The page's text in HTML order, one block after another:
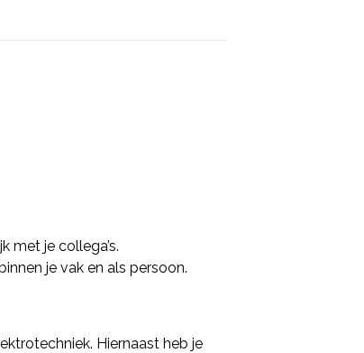
met je collega’s.
je vak en als persoon.
Hiernaast heb je